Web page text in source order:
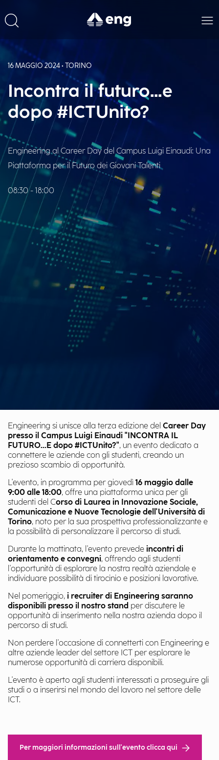
16 MAGGIO 2024 • TORINO
Incontra il futuro...e
dopo #ICTUnito?
Engineering al Career Day del Campus Luigi Einaudi: Una
Piattaforma per il Futuro dei Giovani Talenti
08:30 - 18:00
Engineering si unisce alla terza edizione del Career Day
presso il Campus Luigi Einaudi "INCONTRA IL
FUTURO...E dopo #ICTUnito?", un evento dedicato a
connettere le aziende con gli studenti, creando un
prezioso scambio di opportunità.
L'evento, in programma per giovedì 16 maggio dalle
9:00 alle 18:00, offre una piattaforma unica per gli
studenti del Corso di Laurea in Innovazione Sociale,
Comunicazione e Nuove Tecnologie dell'Università di
Torino, noto per la sua prospettiva professionalizzante e
la possibilità di personalizzare il percorso di studi.
Durante la mattinata, l'evento prevede incontri di
orientamento e convegni, offrendo agli studenti
l'opportunità di esplorare la nostra realtà aziendale e
individuare possibilità di tirocinio e posizioni lavorative.
Nel pomeriggio, i recruiter di Engineering saranno
disponibili presso il nostro stand per discutere le
opportunità di inserimento nella nostra azienda dopo il
percorso di studi.
Non perdere l'occasione di connetterti con Engineering e
altre aziende leader del settore ICT per esplorare le
numerose opportunità di carriera disponibili.
L'evento è aperto agli studenti interessati a proseguire gli
studi o a inserirsi nel mondo del lavoro nel settore delle
ICT.
Per maggiori informazioni sull'evento clicca qui